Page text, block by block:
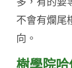
不會有爛尾
向。